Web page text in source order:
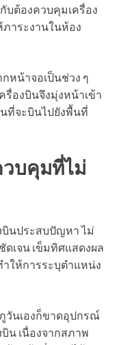
บต้องควบคุมเครื่อง
าระงานในห้อง
หน้าจอเป็นช่วง ๆ
รื่องบินจึงมุ่งหน้าเข้า
ที่จะบินไปยังพื้นที่
บคุมที่ไม่
บินประสบปัญหา ไม่
ดเจน เข็มทิศแสดงผล
ให้การระบุตำแหน่ง
นเองก็ขาดอุปกรณ์
น เนื่องจากสภาพ